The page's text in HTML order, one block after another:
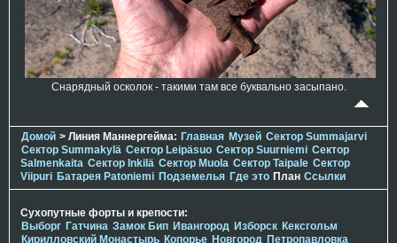
Cнарядный осколок - такими там все буквально засыпано.
Домой > Линия Маннергейма: Главная Музей Сектор Summajarvi
Сектор Summakylä Сектор Leipäsuo Сектор Suurniemi Сектор
Salmenkaita Сектор Inkilä Сектор Muola Сектор Taipale Сектор
Viipuri Батарея Patoniemi Подземелья Где это План Ссылки
Сухопутные форты и крепости:
Выборг Гатчина Замок Бип Ивангород Изборск Кексгольм
Кирилловский Монастырь Копорье Новгород Петропавловка